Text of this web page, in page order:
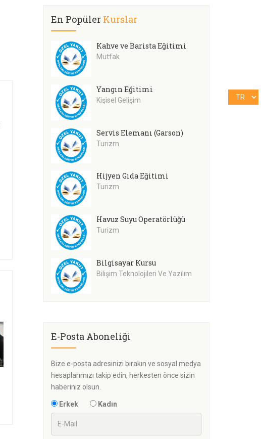
En Popüler Kurslar
Kahve ve Barista Eğitimi
Mutfak
Yangın Eğitimi
Kişisel Gelişim
Servis Elemanı (Garson)
Turizm
Hijyen Gıda Eğitimi
Turizm
Havuz Suyu Operatörlüğü
Turizm
Bilgisayar Kursu
Bilişim Teknolojileri Ve Yazılım
E-Posta Aboneliği
Bize e-posta adresinizi bırakın ve sosyal medya
hesaplarımızı takip edin, herkesten önce sizin
haberiniz olsun.
Erkek Kadın